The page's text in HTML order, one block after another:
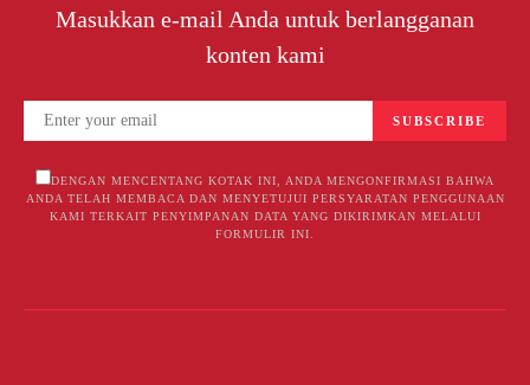
Masukkan e-mail Anda untuk berlangganan
konten kami
SUBSCRIBE
DENGAN MENCENTANG KOTAK INI, ANDA MENGONFIRMASI BAHWA
ANDA TELAH MEMBACA DAN MENYETUJUI PERSYARATAN PENGGUNAAN
KAMI TERKAIT PENYIMPANAN DATA YANG DIKIRIMKAN MELALUI
FORMULIR INI.